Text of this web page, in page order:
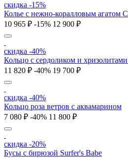
скидка -15%
Колье c нежно-коралловым агатом
10 965 ₽ -15% 12 900 ₽
скидка -40%
Кольцо с сердоликом и
11 820 ₽ -40% 19 700 ₽
скидка -40%
Кольцо роза ветров с аквамарином
7 080 ₽ -40% 11 800 ₽
скидка -20%
Бусы с бирюзой Surfer's Babe